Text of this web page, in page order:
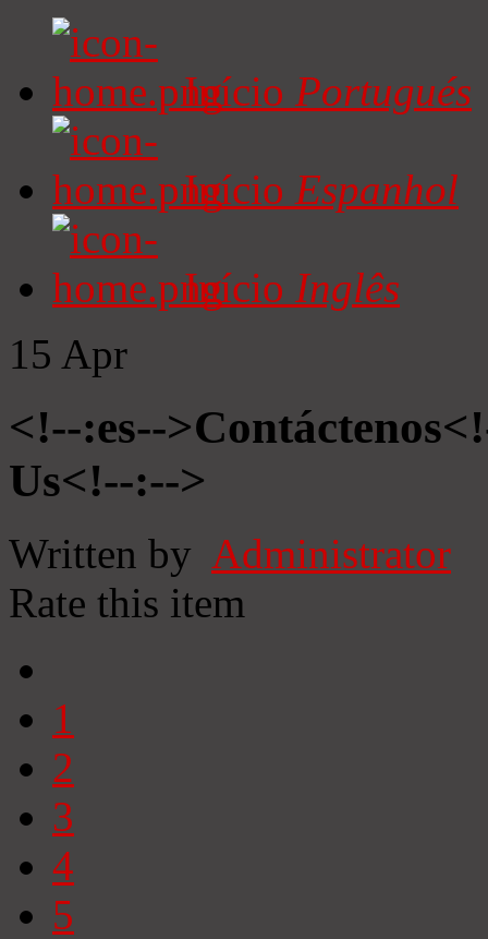
Início Portugués
Início Espanhol
Início Inglês
15 Apr
<!--:es--
Us<!--:-->
Written by Administrator
Rate this item
1
2
3
4
5